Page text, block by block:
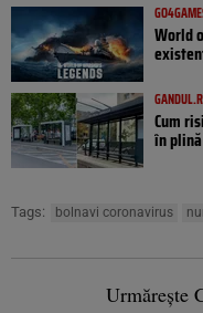
World
Cum
în
Tags: bolnavi coronavirus
Urmărește